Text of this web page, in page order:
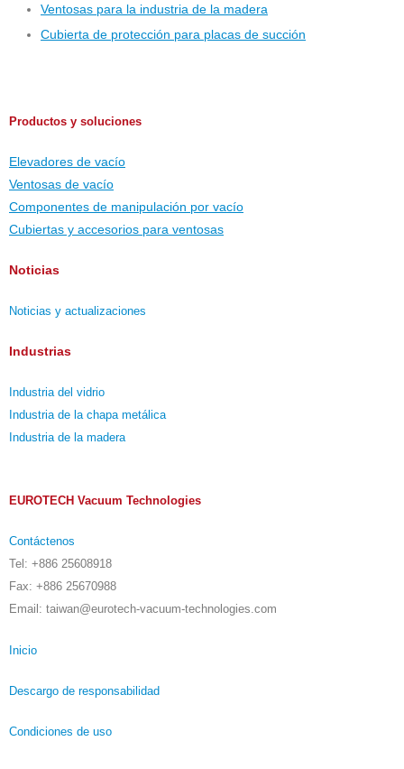
Ventosas para la industria de la madera
Cubierta de protección para placas de succión
Productos y soluciones
Elevadores de vacío
Ventosas de vacío
Componentes de manipulación por vacío
Cubiertas y accesorios para ventosas
Noticias
Noticias y actualizaciones
Industrias
Industria del vidrio
Industria de la chapa metálica
Industria de la madera
EUROTECH Vacuum Technologies
Contáctenos
Tel: +886 25608918
Fax: +886 25670988
Email: taiwan@eurotech-vacuum-technologies.com
Inicio
Descargo de responsabilidad
Condiciones de uso